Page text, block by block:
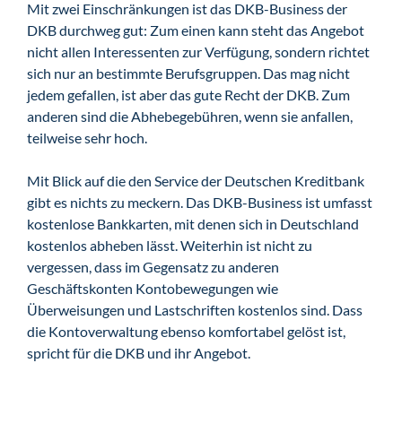
Mit zwei Einschränkungen ist das DKB-Business der
DKB durchweg gut: Zum einen kann steht das Angebot
nicht allen Interessenten zur Verfügung, sondern richtet
sich nur an bestimmte Berufsgruppen. Das mag nicht
jedem gefallen, ist aber das gute Recht der DKB. Zum
anderen sind die Abhebegebühren, wenn sie anfallen,
teilweise sehr hoch.
Mit Blick auf die den Service der Deutschen Kreditbank
gibt es nichts zu meckern. Das DKB-Business ist umfasst
kostenlose Bankkarten, mit denen sich in Deutschland
kostenlos abheben lässt. Weiterhin ist nicht zu
vergessen, dass im Gegensatz zu anderen
Geschäftskonten Kontobewegungen wie
Überweisungen und Lastschriften kostenlos sind. Dass
die Kontoverwaltung ebenso komfortabel gelöst ist,
spricht für die DKB und ihr Angebot.